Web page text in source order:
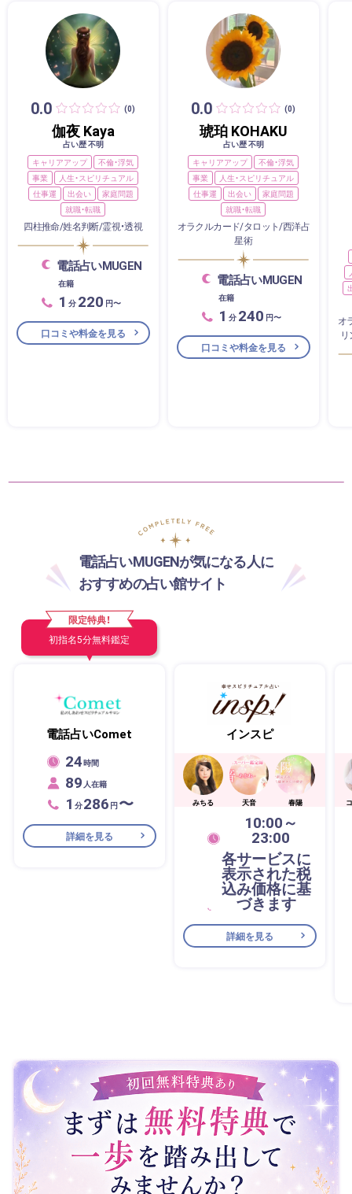
0.0 (0)
伽夜 Kaya
占い歴 不明
キャリアアップ
不倫・浮気
事業
人生・スピリチュアル
仕事運
出会い
家庭問題
就職・転職
四柱推命/姓名判断/霊視・透視
電話占いMUGEN
在籍
1 分 220 円〜
口コミや料金を見る
0.0 (0)
琥珀 KOHAKU
占い歴 不明
キャリアアップ
不倫・浮気
事業
人生・スピリチュアル
仕事運
出会い
家庭問題
就職・転職
オラクルカード/タロット/西洋占
星術
電話占いMUGEN
在籍
1 分 240 円〜
口コミや料金を見る
オ
電話占いMUGENが気になる人に
おすすめの占い館サイト
限定特典！
初指名5分無料鑑定
電話占いComet
24時間
89 人在籍
1 分286 円〜
詳細を見る
インスピ
みちる 天音 春陽
10:00～
23:00
各サービスに
表示された税
込み価格に基
づきます
詳細を見る